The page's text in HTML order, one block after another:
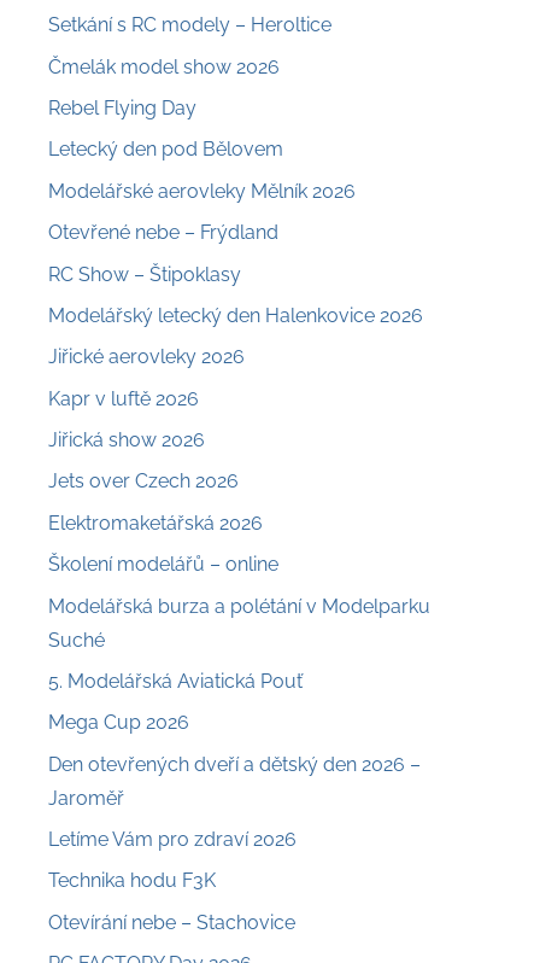
Setkání s RC modely – Heroltice
Čmelák model show 2026
Rebel Flying Day
Letecký den pod Bělovem
Modelářské aerovleky Mělník 2026
Otevřené nebe – Frýdland
RC Show – Štipoklasy
Modelářský letecký den Halenkovice 2026
Jiřické aerovleky 2026
Kapr v luftě 2026
Jiřická show 2026
Jets over Czech 2026
Elektromaketářská 2026
Školení modelářů – online
Modelářská burza a polétání v Modelparku
Suché
5. Modelářská Aviatická Pouť
Mega Cup 2026
Den otevřených dveří a dětský den 2026 –
Jaroměř
Letíme Vám pro zdraví 2026
Technika hodu F3K
Otevírání nebe – Stachovice